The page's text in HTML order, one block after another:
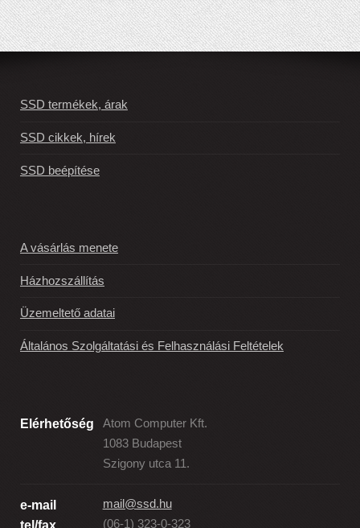
SSD termékek, árak
SSD cikkek, hírek
SSD beépítése
A vásárlás menete
Házhozszállítás
Üzemeltető adatai
Általános Szolgáltatási és Felhasználási Feltételek
Elérhetőség
Atom Computer Kft.
1083 Budapest
Szigony utca 11.
e-mail
tel/fax
mail@ssd.hu
(06-1) 323-0-323